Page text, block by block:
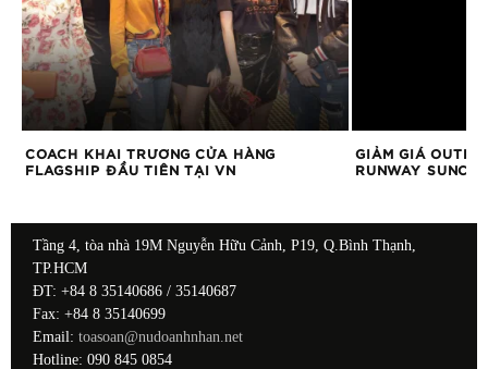
COACH KHAI TRƯƠNG CỬA HÀNG
FLAGSHIP ĐẦU TIÊN TẠI VN
GIẢM GIÁ
RUNWAY
Tầng 4, tòa nhà 19M Nguyễn Hữu Cảnh, P19, Q.Bình Thạnh,
TP.HCM
ĐT: +84 8 35140686 / 35140687
Fax: +84 8 35140699
Email: toasoan@nudoanhnhan.net
Hotline: 090 845 0854